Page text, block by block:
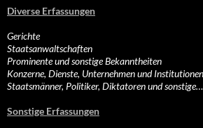
Diverse Erfassungen
Gerichte
Staatsanwaltschaften
Prominente und sonstige Bekanntheiten
Konzerne, Dienste, Unternehmen und Institutionen
Staatsmänner, Politiker, Diktatoren und sonstige…
Sonstige Erfassungen